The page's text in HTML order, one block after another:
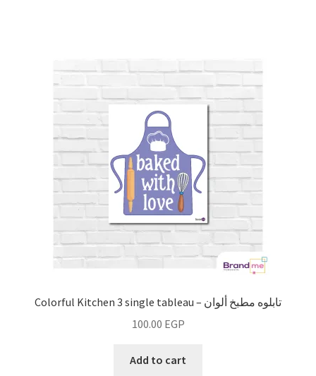
Colorful Kitchen 3 single tableau – تابلوه مطبخ ألوان
100.00 EGP
Add to cart